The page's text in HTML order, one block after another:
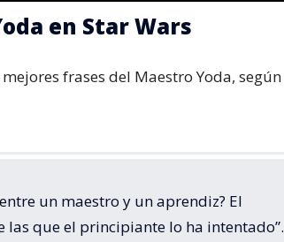
en Star Wars
frases del Maestro Yoda, según
un maestro y un aprendiz? El
las que el principiante lo ha intentado”.